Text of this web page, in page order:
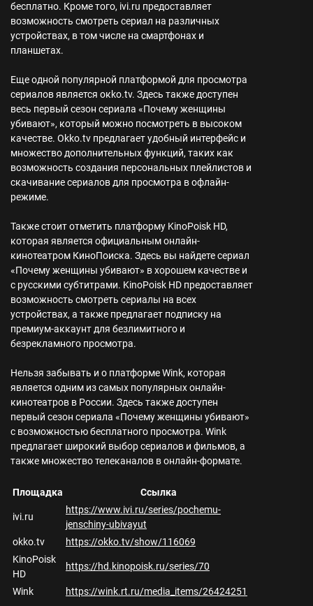
бесплатно. Кроме того, ivi.ru предоставляет
возможность смотреть сериал на различных
устройствах, в том числе на смартфонах и
планшетах.
Еще одной популярной платформой для просмотра
сериалов является окko.tv. Здесь также доступен
весь первый сезон сериала «Почему женщины
убивают», который можно посмотреть в высоком
качестве. Okko.tv предлагает удобный интерфейс и
множество дополнительных функций, таких как
возможность создания персональных плейлистов и
скачивание сериалов для просмотра в офлайн-
режиме.
Также стоит отметить платформу KinoPoisk HD,
которая является официальным онлайн-
кинотеатром КиноПоиска. Здесь вы найдете сериал
«Почему женщины убивают» в хорошем качестве и
с русскими субтитрами. KinoPoisk HD предоставляет
возможность смотреть сериалы на всех
устройствах, а также предлагает подписку на
премиум-аккаунт для безлимитного и
безрекламного просмотра.
Нельзя забывать и о платформе Wink, которая
является одним из самых популярных онлайн-
кинотеатров в России. Здесь также доступен
первый сезон сериала «Почему женщины убивают»
с возможностью бесплатного просмотра. Wink
предлагает широкий выбор сериалов и фильмов, а
также множество телеканалов в онлайн-формате.
Площадка Ссылка
ivi.ru
https://www.ivi.ru/series/pochemu-
jenschiny-ubivayut
okko.tv
https://okko.tv/show/116069
KinoPoisk
HD
https://hd.kinopoisk.ru/series/70
Wink https://wink.rt.ru/media_items/26424251